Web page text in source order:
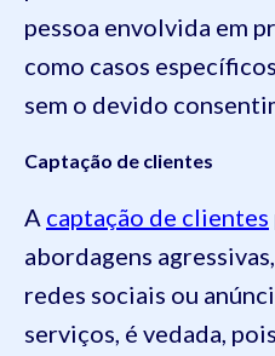
pessoa envolvida em
como casos
sem o devido
Captação de clientes
A captação de clientes
abordagens
redes sociais ou
serviços, é vedada,